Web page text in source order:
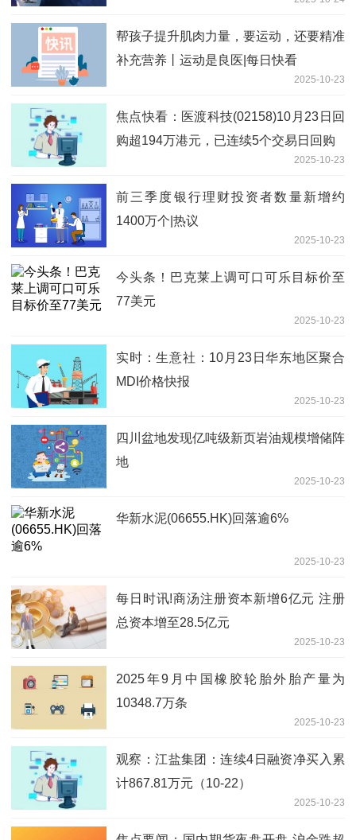
帮孩子提升肌肉力量，要运动，还要精准
补充营养丨运动是良医|每日快看
2025-10-23
焦点快看：医渡科技(02158)10月23日回
购超194万港元，已连续5个交易日回购
2025-10-23
前三季度银行理财投资者数量新增约
1400万个|热议
2025-10-23
今头条！巴克莱上调可口可乐目标价至
77美元
2025-10-23
实时：生意社：10月23日华东地区聚合
MDI价格快报
2025-10-23
四川盆地发现亿吨级新页岩油规模增储阵
地
2025-10-23
华新水泥(06655.HK)回落逾6%
2025-10-23
每日时讯!商汤注册资本新增6亿元 注册
总资本增至28.5亿元
2025-10-23
2025年9月中国橡胶轮胎外胎产量为
10348.7万条
2025-10-23
观察：江盐集团：连续4日融资净买入累
计867.81万元（10-22）
2025-10-23